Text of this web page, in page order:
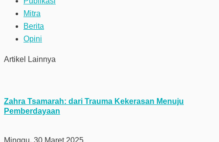
Mitra
Berita
Opini
Artikel Lainnya
Zahra Tsamarah: dari Trauma Kekerasan Menuju
Pemberdayaan